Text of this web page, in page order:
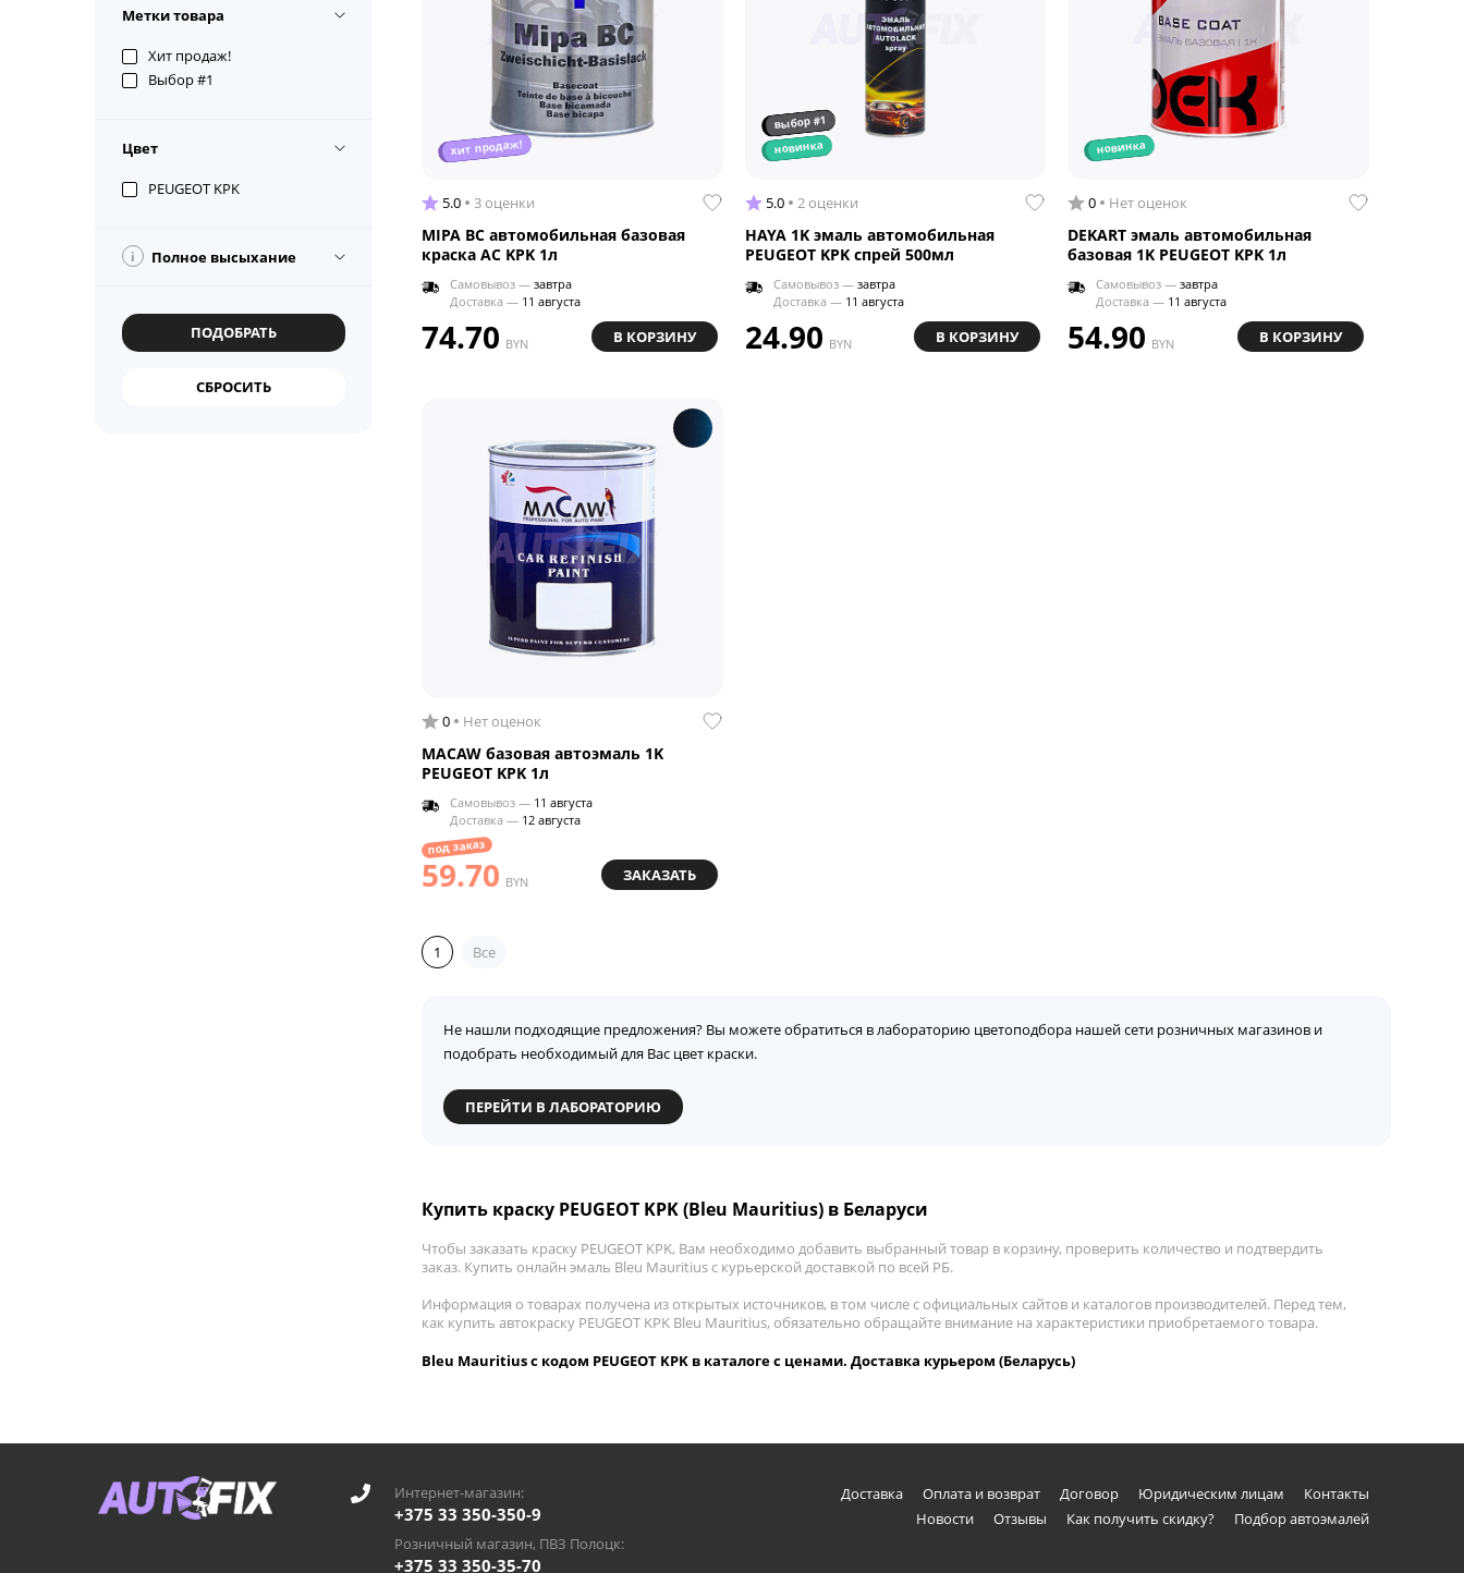
Метки товара
Хит продаж!
Выбор #1
Цвет
PEUGEOT KPK
i Полное высыхание
хит продаж!
5.0 3 оценки
MIPA BC автомобильная базовая
краска AC KPK 1л
Самовывоз — завтра
Доставка — 11 августа
74.70 BYN В КОРЗИНУ
выбор #1
новинка
5.0 2 оценки
HAYA 1K эмаль автомобильная
PEUGEOT KPK спрей 500мл
Самовывоз — завтра
Доставка — 11 августа
24.90 BYN В КОРЗИНУ
новинка
0 Нет оценок
DEKART эмаль автомобильная
базовая 1K PEUGEOT KPK 1л
Самовывоз —завтра
Доставка — 11 августа
54.90 BYN В КОРЗИНУ
0 Нет оценок
MACAW базовая автоэмаль 1K
PEUGEOT KPK 1л
Самовывоз — 11 августа
Доставка — 12 августа
под заказ
59.70 BYN ЗАКАЗАТЬ
1 Все
Не нашли подходящие предложения? Вы можете обратиться в лабораторию цветоподбора нашей сети розничных магазинов и
подобрать необходимый для Вас цвет краски.
ПЕРЕЙТИ В ЛАБОРАТОРИЮ
Купить краску PEUGEOT KPK (Bleu Mauritius) в Беларуси
Чтобы заказать краску PEUGEOT KPK, Вам необходимо добавить выбранный товар в корзину, проверить количество и подтвердить
заказ. Купить онлайн эмаль Bleu Mauritius с курьерской доставкой по всей РБ.
Информация о товарах получена из открытых источников, в том числе с официальных сайтов и каталогов производителей. Перед тем,
как купить автокраску PEUGEOT KPK Bleu Mauritius, обязательно обращайте внимание на характеристики приобретаемого товара.
Bleu Mauritius с кодом PEUGEOT KPK в каталоге с ценами. Доставка курьером (Беларусь)
Интернет-магазин:
+375 33 350-350-9
Розничный магазин, ПВЗ Полоцк:
+375 33 350-35-70
Доставка Оплата и возврат Договор Юридическим лицам
Контакты
Новости
Отзывы Как получить скидку? Подбор автоэмалей